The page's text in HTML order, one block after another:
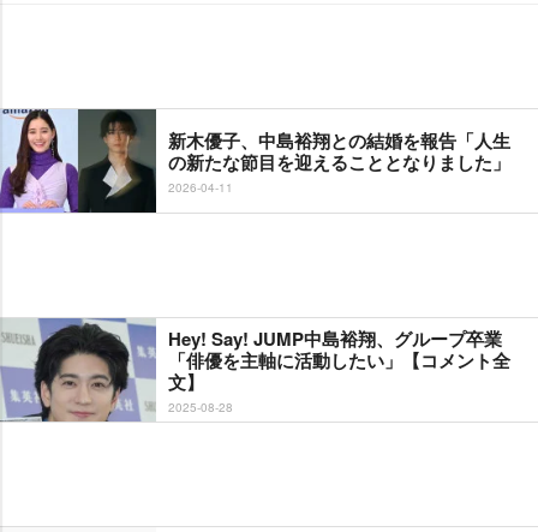
新木優子、中島裕翔との結婚を報告「人生
の新たな節目を迎えることとなりました」
2026-04-11
Hey! Say! JUMP中島裕翔、グループ卒業
「俳優を主軸に活動したい」【コメント全
文】
2025-08-28